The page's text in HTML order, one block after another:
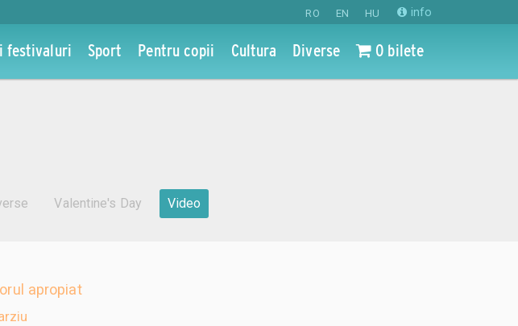
RO EN HU info
festivaluri Sport Pentru copii Cultura Diverse 0 bilete
Valentine's Day Video
apropiat